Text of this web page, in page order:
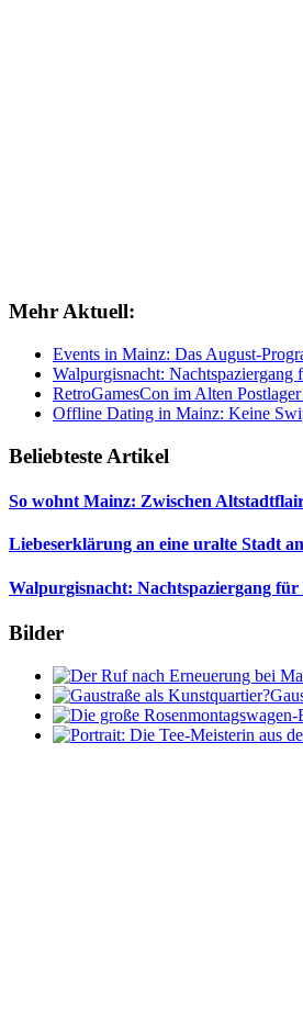
Mehr Aktuell:
Events in Mainz: Das August-
Walpurgisnacht:
RetroGamesCon im Alten
Offline Dating in Mainz: Keine
Beliebteste Artikel
So wohnt Mainz: Zwischen
Liebeserklärung an eine uralte Stadt
Walpurgisnacht: Nachtspaziergang
Bilder